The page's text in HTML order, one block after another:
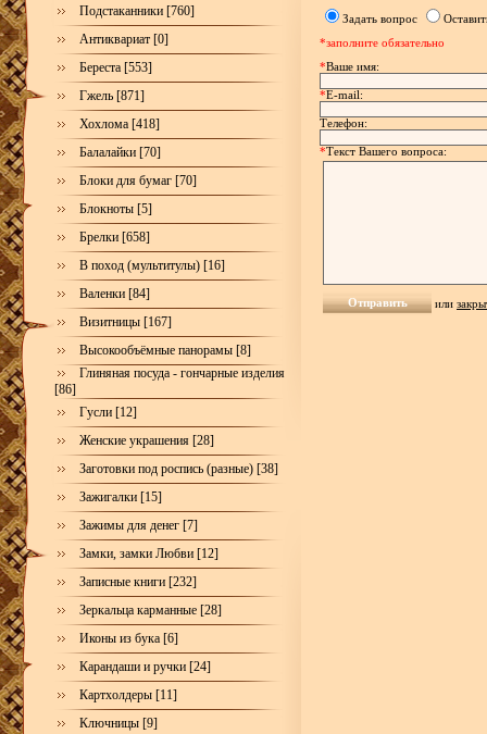
Подстаканники [760]
Антиквариат [0]
Береста [553]
Гжель [871]
Хохлома [418]
Балалайки [70]
Блоки для бумаг [70]
Блокноты [5]
Брелки [658]
В поход (мультитулы) [16]
Валенки [84]
Визитницы [167]
Высокообъёмные панорамы [8]
Глиняная посуда - гончарные изделия
[86]
Гусли [12]
Женские украшения [28]
Заготовки под роспись (разные) [38]
Зажигалки [15]
Зажимы для денег [7]
Замки, замки Любви [12]
Записные книги [232]
Зеркальца карманные [28]
Иконы из бука [6]
Карандаши и ручки [24]
Картхолдеры [11]
Ключницы [9]
Задать вопрос
*заполните обязательно
*Ваше имя:
*E-mail:
Телефон:
*Текст Вашего вопроса:
или